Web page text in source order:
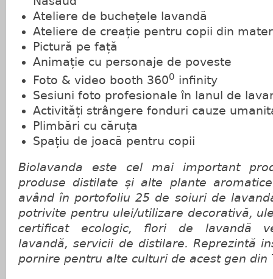
Ateliere de buchețele lavandă
Ateliere de creație pentru copii din
Pictură pe față
Animație cu personaje de poveste
Foto & video booth 3600 infinity
Sesiuni foto profesionale în lanul de
Activități strângere fonduri cauze
Plimbări cu căruța
Spațiu de joacă pentru copii
Biolavanda este cel mai important
produse distilate și alte plante
având în portofoliu25 de soiuri de
potrivite pentru ulei/utilizare decorativă,
certificat ecologic, flori de lavandă
lavandă, servicii de distilare. Reprezintă
pornire pentru alte culturi de acest gen din